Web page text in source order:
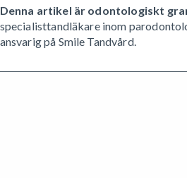
Denna artikel är odontologiskt
specialisttandläkare inom
ansvarig på Smile Tandvård.